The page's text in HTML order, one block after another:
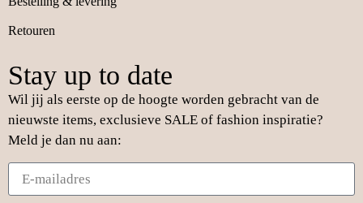
Retouren
Stay up to date
Wil jij als eerste op de hoogte worden gebracht van de
nieuwste items, exclusieve SALE of fashion inspiratie?
Meld je dan nu aan: